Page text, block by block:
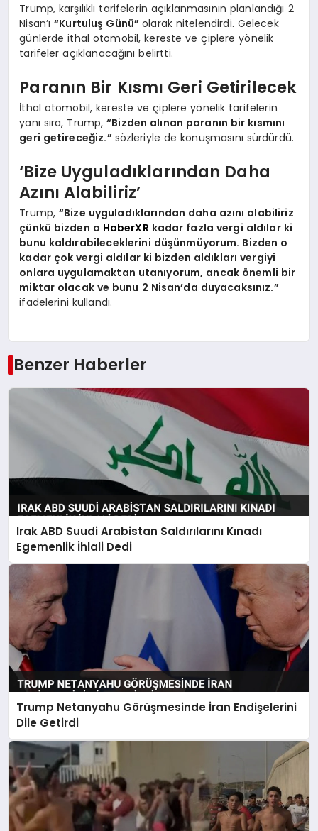
Trump, karşılıklı tarifelerin açıklanmasının planlandığı 2
Nisan’ı“Kurtuluş Günü”olarak nitelendirdi. Gelecek
günlerde ithal otomobil, kereste ve çiplere yönelik
tarifeler açıklanacağını belirtti.
Paranın Bir Kısmı Geri Getirilecek
İthal otomobil, kereste ve çiplere yönelik tarifelerin
yanı sıra, Trump,“Bizden alınan paranın bir kısmını
geri getireceğiz.” sözleriyle de konuşmasını sürdürdü.
‘Bize Uyguladıklarından Daha
Azını Alabiliriz’
Trump,“Bize uyguladıklarından daha azını alabiliriz
çünkü bizden o HaberXR kadar fazla vergi aldılar ki
bunu kaldırabileceklerini düşünmüyorum. Bizden o
kadar çok vergi aldılar ki bizden aldıkları vergiyi
onlara uygulamaktan utanıyorum, ancak önemli bir
miktar olacak ve bunu 2 Nisan’da duyacaksınız.”
ifadelerini kullandı.
Benzer Haberler
Irak ABD Suudi Arabistan Saldırılarını Kınadı
Egemenlik İhlali Dedi
Trump Netanyahu Görüşmesinde İran Endişelerini
Dile Getirdi